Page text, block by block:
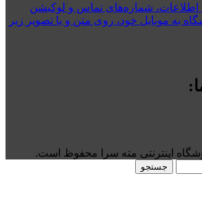
اطلاعات، شماره‌های تماس و لوکیشن
به موبایل خود، روی متن و یا تصویر زیر
اینترنتی مته سرا محفوظ است.
جستجو